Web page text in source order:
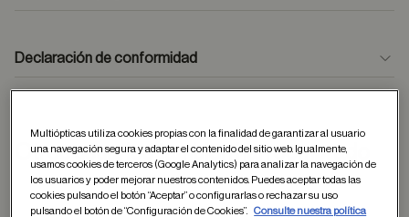
Declaración de conformidad
Otros usuarios tambien han comprado
Multiópticas utiliza cookies propias con la finalidad de garantizar al usuario
una navegación segura y adaptar el contenido del sitio web. Igualmente,
usamos cookies de terceros (Google Analytics) para analizar la navegación de
los usuarios y poder mejorar nuestros contenidos. Puedes aceptar todas las
cookies pulsando el botón “Aceptar” o configurarlas o rechazar su uso
pulsando el botón de “Configuración de Cookies”.
Consulte nuestra política